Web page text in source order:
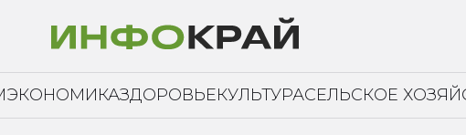
ЭКОНОМИКАЗДОРОВЬЕКУЛЬТУРАСЕЛЬСКОЕ